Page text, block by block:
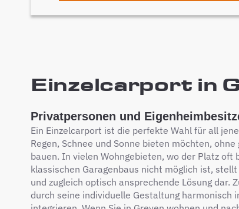
Einzelcarport in
Privatpersonen und
Ein Einzelcarport ist die perfekte Wahl für all
Regen, Schnee und Sonne bieten möchten,
bauen. In vielen Wohngebieten, wo der Platz oft
klassischen Garagenbaus nicht möglich ist,
und zugleich optisch ansprechende Lösung dar.
durch seine individuelle Gestaltung harmonisch